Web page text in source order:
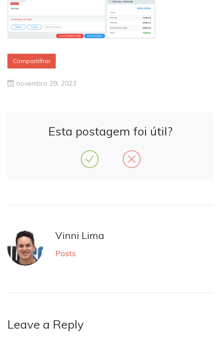
Compartilhar
novembro 29, 2023
Esta postagem foi útil?
Vinni Lima
Posts
Leave a Reply